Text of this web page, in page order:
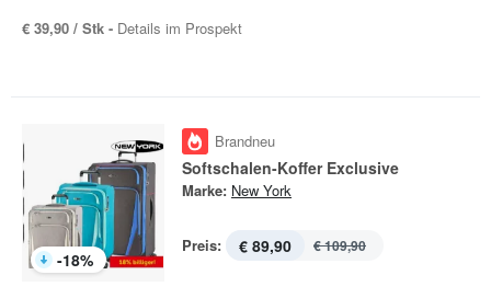
€ 39,90 / Stk - Details im Prospekt
-18%
Brandneu
Softschalen-Koffer Exclusive
Marke: New York
Preis: € 89,90 € 109,90